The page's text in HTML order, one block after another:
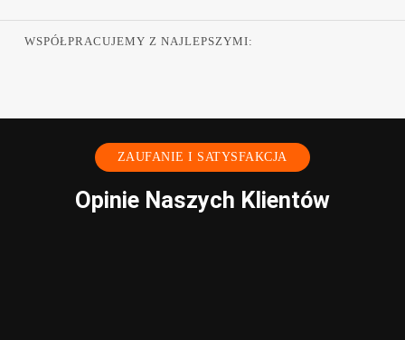
WSPÓŁPRACUJEMY Z NAJLEPSZYMI:
ZAUFANIE I SATYSFAKCJA
Opinie Naszych Klientów